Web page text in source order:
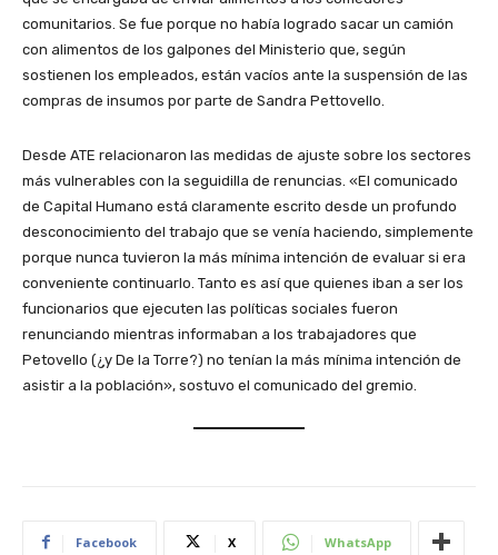
comunitarios. Se fue porque no había logrado sacar un camión
con alimentos de los galpones del Ministerio que, según
sostienen los empleados, están vacíos ante la suspensión de las
compras de insumos por parte de Sandra Pettovello.
Desde ATE relacionaron las medidas de ajuste sobre los sectores
más vulnerables con la seguidilla de renuncias. «El comunicado
de Capital Humano está claramente escrito desde un profundo
desconocimiento del trabajo que se venía haciendo, simplemente
porque nunca tuvieron la más mínima intención de evaluar si era
conveniente continuarlo. Tanto es así que quienes iban a ser los
funcionarios que ejecuten las políticas sociales fueron
renunciando mientras informaban a los trabajadores que
Petovello (¿y De la Torre?) no tenían la más mínima intención de
asistir a la población», sostuvo el comunicado del gremio.
Facebook X WhatsApp